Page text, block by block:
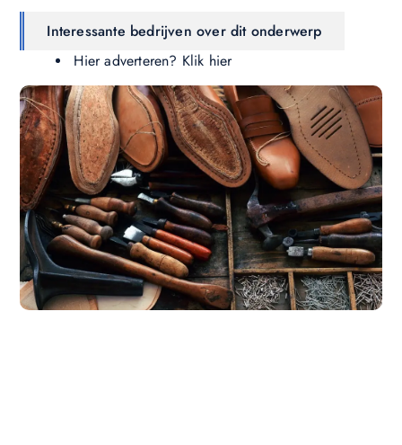
Interessante bedrijven over dit onderwerp
Hier adverteren? Klik hier